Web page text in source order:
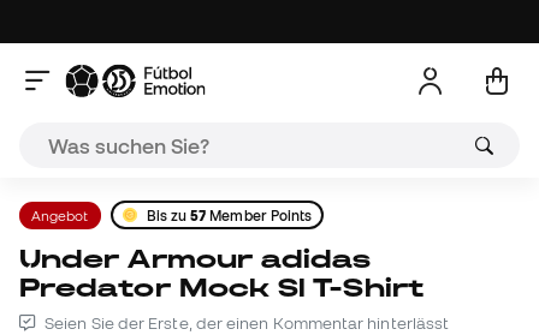
Angebot Bis zu57 Member Points
Under Armour adidas
Predator Mock Sl T-Shirt
Seien Sie der Erste, der einen Kommentar hinterlässt